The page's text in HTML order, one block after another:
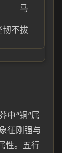
马
韧不拔
中“铜”属
征刚强与
性。五行